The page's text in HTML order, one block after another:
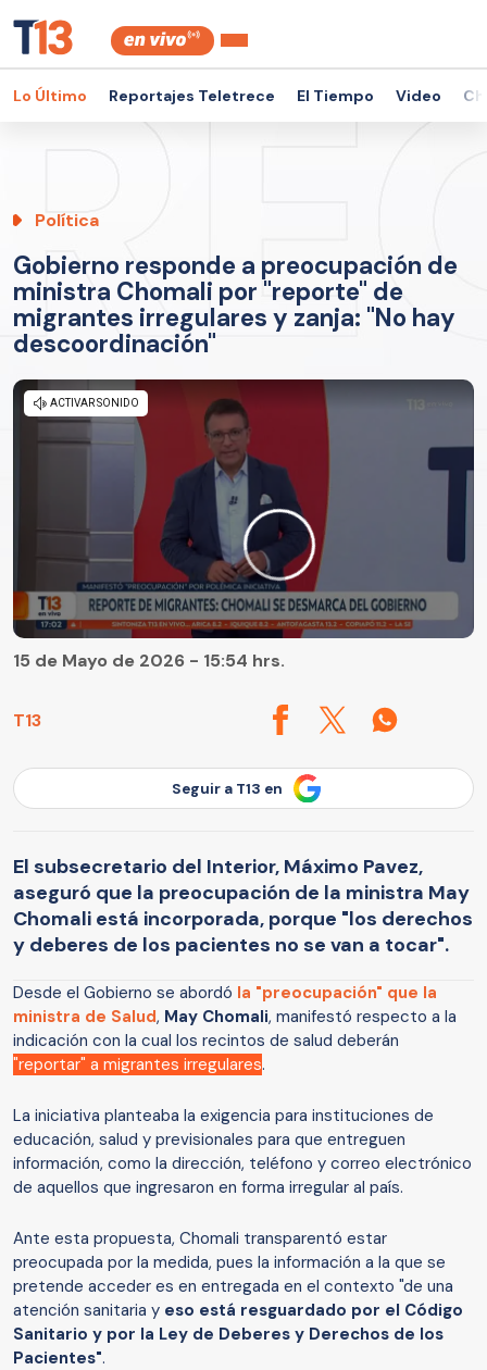
Lo Último Reportajes Teletrece El Tiempo Video
Política
Gobierno responde a preocupación de
ministra Chomali por "reporte" de
migrantes irregulares y zanja: "No hay
descoordinación"
T13
15 de Mayo de 2026 - 15:54 hrs.
Seguir a T13 en
El subsecretario del Interior, Máximo Pavez,
aseguró que la preocupación de la ministra May
Chomali está incorporada, porque "los derechos
y deberes de los pacientes no se van a tocar".
Desde el Gobierno se abordó la "preocupación" que la
ministra de Salud, May Chomali, manifestó respecto a la
indicación con la cual los recintos de salud deberán
"reportar" a migrantes irregulares.
La iniciativa planteaba la exigencia para instituciones de
educación, salud y previsionales para que entreguen
información, como la dirección, teléfono y correo electrónico
de aquellos que ingresaron en forma irregular al país.
Ante esta propuesta, Chomali transparentó estar
preocupada por la medida, pues la información a la que se
pretende acceder es en entregada en el contexto "de una
atención sanitaria y eso está resguardado por el Código
Sanitario y por la Ley de Deberes y Derechos de los
Pacientes".